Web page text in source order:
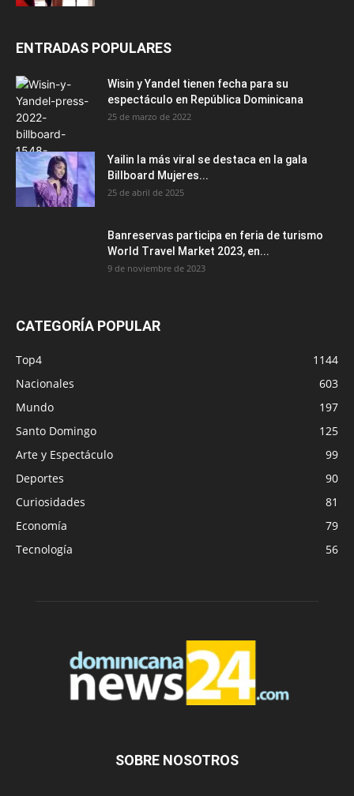
ENTRADAS POPULARES
Wisin y Yandel tienen fecha para su
espectáculo en República Dominicana
25 de marzo de 2022
Yailin la más viral se destaca en la gala
Billboard Mujeres...
25 de abril de 2025
Banreservas participa en feria de turismo
World Travel Market 2023, en...
9 de noviembre de 2023
CATEGORÍA POPULAR
Top4
1144
Nacionales
603
Mundo
197
Santo Domingo
125
Arte y Espectáculo
99
Deportes
90
Curiosidades
81
Economía
79
Tecnología
56
SOBRE NOSOTROS